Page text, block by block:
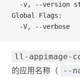
-v, --version
Global Flags:
-V, --verbose
ll-appimage-
的应用名称（
--